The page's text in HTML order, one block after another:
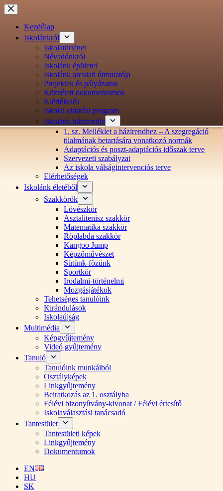
Ugrás
a
tartalomraKezdőlap
Iskolánkról
Iskolatörténet
Névadónkról
Iskolánk épületei
Iskolánk arculati útmutatója
Projektek és pályázatok
Közzétett dokumentumok
Kiértékelés
Iskolai oktatási program
Iskolánk házirendje
1. sz. Melléklet a házirendhez – A szegregáció
tilalmának betartására vonatkozó normák
Adaptációs és poszt-adaptációs időszak terve
Szervezeti szabályzat
Az iskola válságintervenciós terve
Elérhetőségek
Iskolánk életéből
Szakkörök
Lövészkör
Asztalitenisz szakkör
Matematika szakkör
Röplabda szakkör
Kangoo Jump
Képzőművészet
Sütünk-főzünk
Sportkör
Irodalmi-történelmi
Mozgásjátékok
Tehetséges tanulóink
Kirándulások
Iskolaújság
Multimédia
Képgyűjtemény
Videó gyűjtemény
Tanuló
Tanulóink munkáiból
Osztályképek
Linkgyűjtemény
Beiratkozás az 1. osztályba
Félévi bizonyítvány-kivonat / Félévi értesítő
Iskolaválasztási tanácsadó
Tantestület
Tantestületi képek
Linkgyűjtemény
Dokumentumok
EN
HU
SK